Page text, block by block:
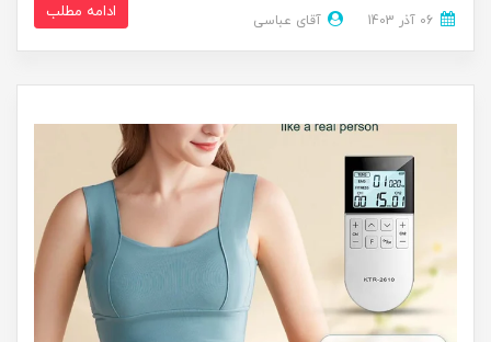
آقای عباسی ادامه مطلب